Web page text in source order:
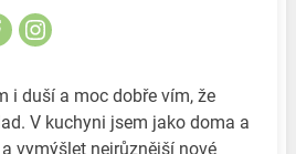
i duší a moc dobře vím, že
V kuchyni jsem jako doma a
vymýšlet nejrůznější nové